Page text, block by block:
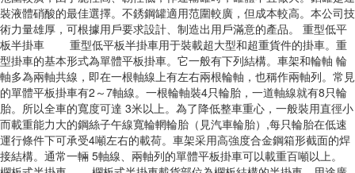
裝液體硝酸的最佳選擇。不銹鋼罐適用范圍較廣，但成本較高。本公司技
術力量雄厚，可根據用戶要求設計、制造出用戶滿意的產品。 重型低平
板半掛車 重型低平板半掛車用于裝載超大型和超重貨件的掛車。重
型掛車的基本形式為單體平板掛車。它一般有下列結構。車架和輪軸 輪
軸多為兩軸共線，即在一根軸線上有左右兩根輪軸，也稱作兩軸列。常見
的單體平板掛車有2～7軸線。一根輪軸裝4只輪胎，一道軸線就有8只輪
胎。所以全車的寬度可達 3米以上。為了降低整車重心，一般裝用直徑小
而載重能力大的鋼絲子午線寬輪輞輪胎（見汽車輪胎）,每只輪胎在低速
運行條件下可承受4噸左右的載荷。車架采用高強度合金鋼箱形截面的焊
接結構。通常一輛 5軸線、兩軸列的單體平板掛車可以載重百噸以上。